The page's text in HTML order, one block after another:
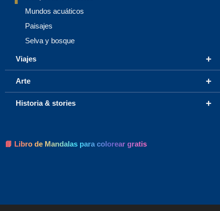
Mundos acuáticos
Paisajes
Selva y bosque
+
Viajes
+
Arte
+
Historia & stories
📘 Libro de Mandalas para colorear gratis